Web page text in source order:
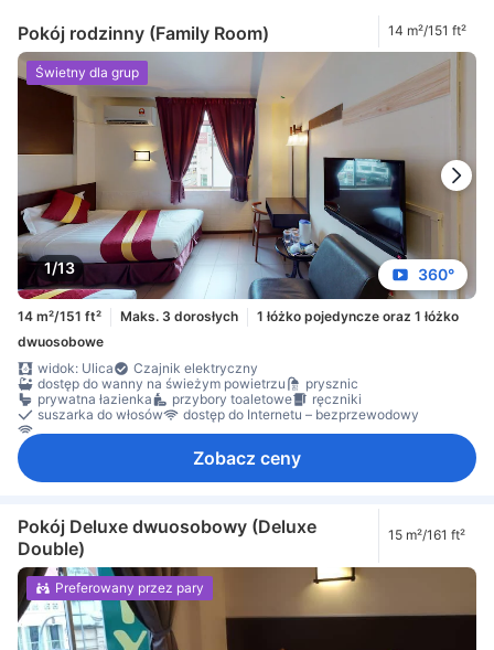
Pokój rodzinny (Family Room) 14 m²/151 ft²
1/13
Świetny dla grup
360°
14 m²/151 ft² Maks. 3 dorosłych
1 łóżko pojedyncze oraz 1 łóżko
dwuosobowe
widok: Ulica
Czajnik elektryczny
dostęp do wanny na świeżym powietrzu
prysznic
prywatna łazienka
przybory toaletowe
ręczniki
suszarka do włosów
dostęp do Internetu – bezprzewodowy
Zobacz ceny
Pokój Deluxe dwuosobowy (Deluxe
Double)
15 m²/161 ft²
Preferowany przez pary